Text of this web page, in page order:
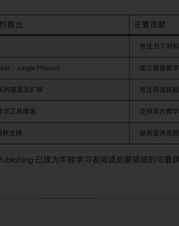
推出 主要贡献
专注 ELT 材
、Jungle Phonics 建立语音教
列首版及扩展 专注阅读技
字工具增强 支持混合教
种支持 服务亚洲及
已成为年轻学习者阅读启蒙领域的可靠